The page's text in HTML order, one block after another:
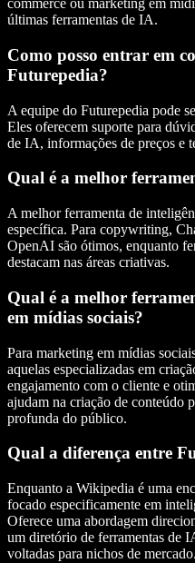
commerce ou marketing em
últimas ferramentas de IA.
Como posso entrar em
Futurepedia?
A equipe do Futurepedia pode
Eles oferecem suporte para
de IA, informações de preços e
Qual é a melhor
A melhor ferramenta de
específica. Para copywriting,
OpenAI são ótimos, enquanto
destacam nas áreas criativas.
Qual é a melhor
em mídias sociais?
Para marketing em mídias
aquelas especializadas em
engajamento com o cliente e
ajudam na criação de conteúdo
profunda do público.
Qual a diferença entre
Enquanto a Wikipedia é uma
focado especificamente em
Oferece uma abordagem
um diretório de ferramentas de
voltadas para nichos de mercado.